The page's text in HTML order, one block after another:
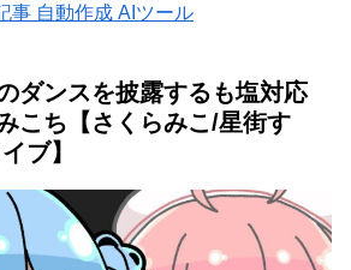
事 自動作成 AIツール
ダンスを披露するも塩対応
こち【さくらみこ/星街す
ブ】